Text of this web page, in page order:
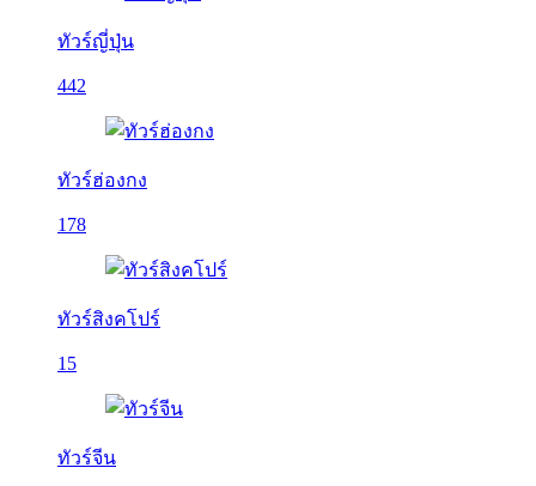
ทัวร์ญี่ปุ่น
442
ทัวร์ฮ่องกง
178
ทัวร์สิงคโปร์
15
ทัวร์จีน